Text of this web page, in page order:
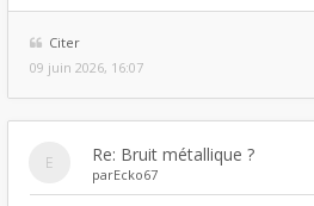
Citer
09 juin 2026, 16:07
Re: Bruit métallique ?
parEcko67